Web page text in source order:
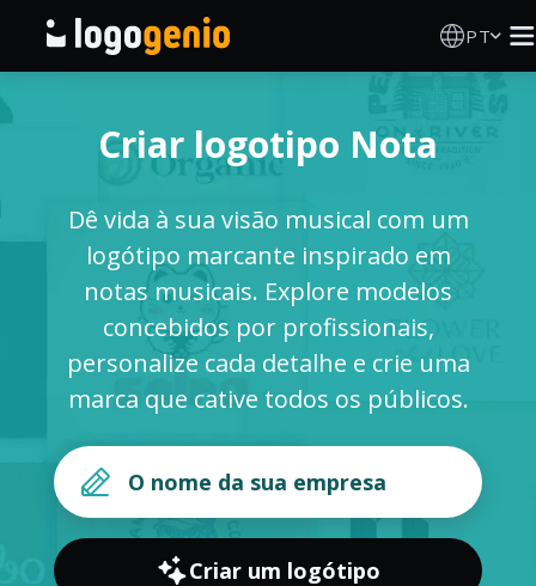
PT
Gerador de logótipos IA
Ideias de logótipos
Sobre
Blog
INICIAR SESSÃO
Criar logotipo Nota
Dê vida à sua visão musical com um
logótipo marcante inspirado em
notas musicais. Explore modelos
concebidos por profissionais,
personalize cada detalhe e crie uma
marca que cative todos os públicos.
Criar um logótipo